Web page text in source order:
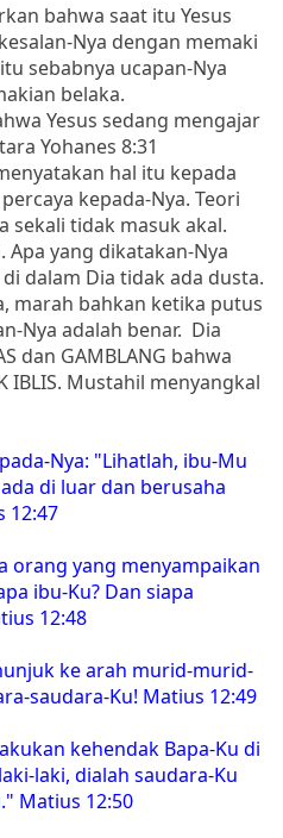
bahwa saat itu Yesus
Nya dengan memaki
sebabnya ucapan-Nya
belaka.
Yesus sedang mengajar
Yohanes 8:31
hal itu kepada
kepada-Nya. Teori
sekali tidak masuk akal.
Apa yang dikatakan-Nya
dalam Dia tidak ada dusta.
marah bahkan ketika putus
Nya adalah benar. Dia
dan GAMBLANG bahwa
IBLIS. Mustahil menyangkal
Nya: "Lihatlah, ibu-Mu
di luar dan berusaha
12:47
orang yang menyampaikan
ibu-Ku? Dan siapa
12:48
ke arah murid-murid-
saudara-Ku! Matius 12:49
kehendak Bapa-Ku di
laki, dialah saudara-Ku
Matius 12:50